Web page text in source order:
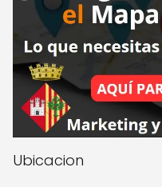
Ubicacion